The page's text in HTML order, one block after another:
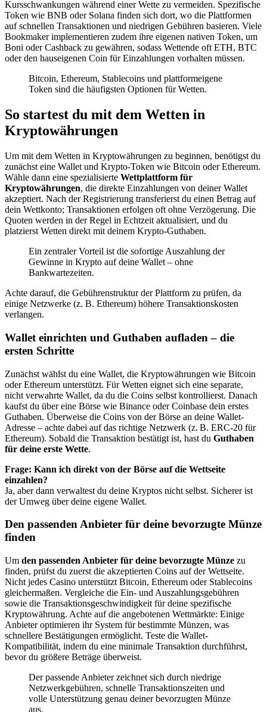
Kursschwankungen während einer Wette zu vermeiden. Spezifische
Token wie BNB oder Solana finden sich dort, wo die Plattformen
auf schnellen Transaktionen und niedrigen Gebühren basieren. Viele
Bookmaker implementieren zudem ihre eigenen nativen Token, um
Boni oder Cashback zu gewähren, sodass Wettende oft ETH, BTC
oder den hauseigenen Coin für Einzahlungen vorhalten müssen.
Bitcoin, Ethereum, Stablecoins und plattformeigene
Token sind die häufigsten Optionen für Wetten.
So startest du mit dem Wetten in
Kryptowährungen
Um mit dem Wetten in Kryptowährungen zu beginnen, benötigst du
zunächst eine Wallet und Krypto-Token wie Bitcoin oder Ethereum.
Wähle dann eine spezialisierte Wettplattform für
Kryptowährungen, die direkte Einzahlungen von deiner Wallet
akzeptiert. Nach der Registrierung transferierst du einen Betrag auf
dein Wettkonto; Transaktionen erfolgen oft ohne Verzögerung. Die
Quoten werden in der Regel in Echtzeit aktualisiert, und du
platzierst Wetten direkt mit deinem Krypto-Guthaben.
Ein zentraler Vorteil ist die sofortige Auszahlung der
Gewinne in Krypto auf deine Wallet – ohne
Bankwartezeiten.
Achte darauf, die Gebührenstruktur der Plattform zu prüfen, da
einige Netzwerke (z. B. Ethereum) höhere Transaktionskosten
verlangen.
Wallet einrichten und Guthaben aufladen – die
ersten Schritte
Zunächst wählst du eine Wallet, die Kryptowährungen wie Bitcoin
oder Ethereum unterstützt. Für Wetten eignet sich eine separate,
nicht verwahrte Wallet, da du die Coins selbst kontrollierst. Danach
kaufst du über eine Börse wie Binance oder Coinbase dein erstes
Guthaben. Überweise die Coins von der Börse an deine Wallet-
Adresse – achte dabei auf das richtige Netzwerk (z. B. ERC-20 für
Ethereum). Sobald die Transaktion bestätigt ist, hast du Guthaben
für deine erste Wette.
Frage: Kann ich direkt von der Börse auf die Wettseite
einzahlen?
Ja, aber dann verwaltest du deine Kryptos nicht selbst. Sicherer ist
der Umweg über deine eigene Wallet.
Den passenden Anbieter für deine bevorzugte Münze
finden
Um den passenden Anbieter für deine bevorzugte Münze zu
finden, prüfst du zuerst die akzeptierten Coins auf der Wettseite.
Nicht jedes Casino unterstützt Bitcoin, Ethereum oder Stablecoins
gleichermaßen. Vergleiche die Ein- und Auszahlungsgebühren
sowie die Transaktionsgeschwindigkeit für deine spezifische
Kryptowährung. Achte auf die angebotenen Wettmärkte: Einige
Anbieter optimieren ihr System für bestimmte Münzen, was
schnellere Bestätigungen ermöglicht. Teste die Wallet-
Kompatibilität, indem du eine minimale Transaktion durchführst,
bevor du größere Beträge überweist.
Der passende Anbieter zeichnet sich durch niedrige
Netzwerkgebühren, schnelle Transaktionszeiten und
volle Unterstützung genau deiner bevorzugten Münze
aus.